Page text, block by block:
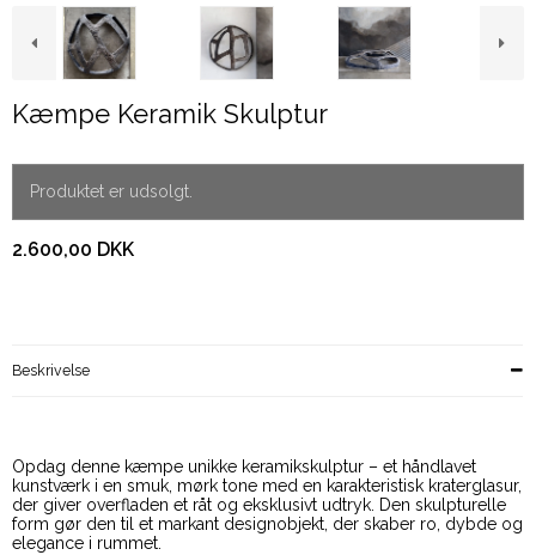
Kæmpe Keramik Skulptur
Produktet er udsolgt.
2.600,00 DKK
Beskrivelse
Opdag denne kæmpe unikke keramikskulptur – et håndlavet
kunstværk i en smuk, mørk tone med en karakteristisk kraterglasur,
der giver overfladen et råt og eksklusivt udtryk. Den skulpturelle
form gør den til et markant designobjekt, der skaber ro, dybde og
elegance i rummet.